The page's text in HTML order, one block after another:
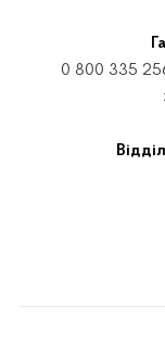
0 800 335